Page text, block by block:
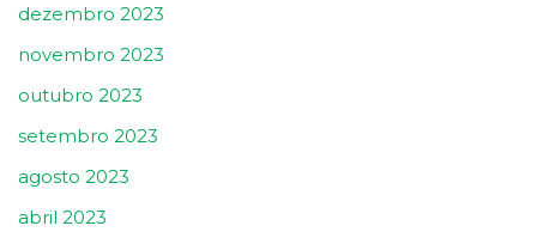
dezembro 2023
novembro 2023
outubro 2023
setembro 2023
agosto 2023
abril 2023